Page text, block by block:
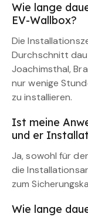
Wie lange
EV-Wallbox?
Die
Durchschnitt
Joachimsthal,
nur wenige
zu installieren.
Ist meine
und er
Ja, sowohl für
die
zum
Wie lange